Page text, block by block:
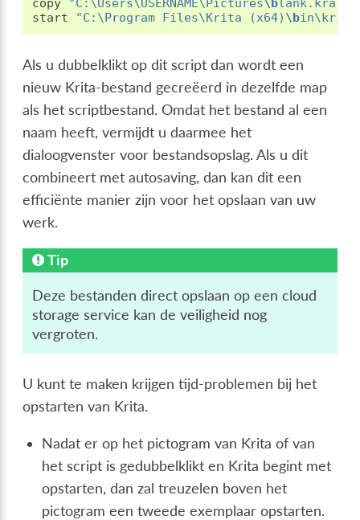
copy
"C:\Users\USERNAME\Pictures\blank.kra"
start
"C:\Program Files\Krita (x64) \b
Als u dubbelklikt op dit script dan wordt een
nieuw Krita-bestand gecreëerd in dezelfde map
als het scriptbestand. Omdat het bestand al een
naam heeft, vermijdt u daarmee het
dialoogvenster voor bestandsopslag. Als u dit
combineert met autosaving, dan kan dit een
efficiënte manier zijn voor het opslaan van uw
werk.
Tip
Deze bestanden direct opslaan op een cloud
storage service kan de veiligheid nog
vergroten.
U kunt te maken krijgen tijd-problemen bij het
opstarten van Krita.
Nadat er op het pictogram van Krita of van
het script is gedubbelklikt en Krita begint met
opstarten, dan zal treuzelen boven het
pictogram een tweede exemplaar opstarten.